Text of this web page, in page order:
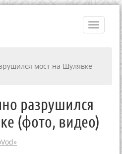
Toggle
мост на Шулявке
разрушился
(фото, видео)